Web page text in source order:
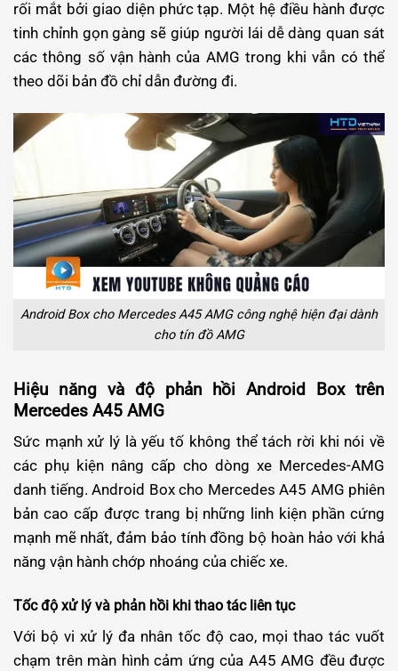
rối mắt bởi giao diện phức tạp. Một hệ điều hành được
tinh chỉnh gọn gàng sẽ giúp người lái dễ dàng quan sát
các thông số vận hành của AMG trong khi vẫn có thể
theo dõi bản đồ chỉ dẫn đường đi.
Android Box cho Mercedes A45 AMG công nghệ hiện đại dành
cho tín đồ AMG
Hiệu năng và độ phản hồi Android Box trên
Mercedes A45 AMG
Sức mạnh xử lý là yếu tố không thể tách rời khi nói về
các phụ kiện nâng cấp cho dòng xe Mercedes-AMG
danh tiếng. Android Box cho Mercedes A45 AMG phiên
bản cao cấp được trang bị những linh kiện phần cứng
mạnh mẽ nhất, đảm bảo tính đồng bộ hoàn hảo với khả
năng vận hành chớp nhoáng của chiếc xe.
Tốc độ xử lý và phản hồi khi thao tác liên tục
Với bộ vi xử lý đa nhân tốc độ cao, mọi thao tác vuốt
chạm trên màn hình cảm ứng của A45 AMG đều được